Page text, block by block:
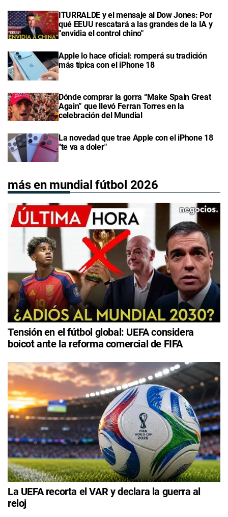
ITURRALDE y el mensaje al Dow Jones: Por
qué EEUU rescatará a las grandes de la IA y
"envidia el control chino"
Apple lo hace oficial: romperá su tradición
más típica con el iPhone 18
Dónde comprar la gorra “Make Spain Great
Again” que llevó Ferran Torres en la
celebración del Mundial
La novedad que trae Apple con el iPhone 18
"te va a doler"
más en mundial fútbol 2026
Tensión en el fútbol global: UEFA considera
boicot ante la reforma comercial de FIFA
La UEFA recorta el VAR y declara la guerra al
reloj